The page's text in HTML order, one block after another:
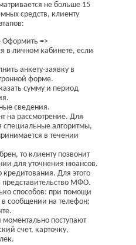
не больше 15
средств, клиенту
Оформить =>
в личном кабинете, если
анкету-заявку в
форме.
сумму и период
сведения.
на рассмотрение. Для
специальные алгоритмы,
в течении
то клиенту позвонит
для уточнения нюансов.
кредитования. Для этого
представительство МФО.
способов: при помощи
сообщении на телефон;
моментально поступают
счет, карточку,